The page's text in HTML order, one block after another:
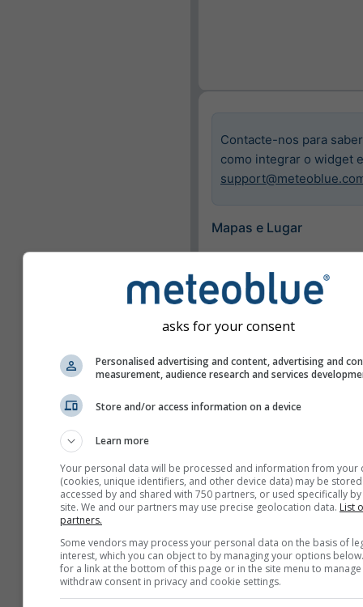
Contacte-nos para saber
como integrar o widget
Mapas e Lugar
Basileia
Mapas disponíveis
Mostrar apenas
selecionados
Características
Webcams
Partilhar
Largura do widget
Ajustar a largura
automaticamente
asks for your consent
Personalised advertising and content, advertising and
measurement, audience research and services
Store and/or access information on a device
Learn more
Your personal data will be processed and information from your
(cookies, unique identifiers, and other device data) may be
accessed by and shared with 750 partners, or used specifically
site. We and our partners may use precise geolocation data. List
partners.
Some vendors may process your personal data on the basis of
interest, which you can object to by managing your options
for a link at the bottom of this page or in the site menu to
withdraw consent in privacy and cookie settings.